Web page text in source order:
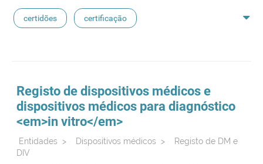
certidões certificação
medicamentos de referência
Registo de dispositivos médicos e
dispositivos médicos para diagnóstico
<em>in vitro</em>
Entidades > Dispositivos médicos >
Registo de DM e
DIV